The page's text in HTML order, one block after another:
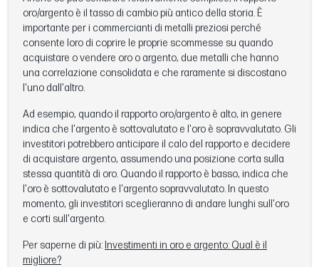
oro/argento è il tasso di cambio più antico della storia. È
importante per i commercianti di metalli preziosi perché
consente loro di coprire le proprie scommesse su quando
acquistare o vendere oro o argento, due metalli che hanno
una correlazione consolidata e che raramente si discostano
l'uno dall'altro.
Ad esempio, quando il rapporto oro/argento è alto, in genere
indica che l'argento è sottovalutato e l'oro è sopravvalutato. Gli
investitori potrebbero anticipare il calo del rapporto e decidere
di acquistare argento, assumendo una posizione corta sulla
stessa quantità di oro. Quando il rapporto è basso, indica che
l'oro è sottovalutato e l'argento sopravvalutato. In questo
momento, gli investitori sceglieranno di andare lunghi sull'oro
e corti sull'argento.
Per saperne di più: Investimenti in oro e argento: Qual è il
migliore?